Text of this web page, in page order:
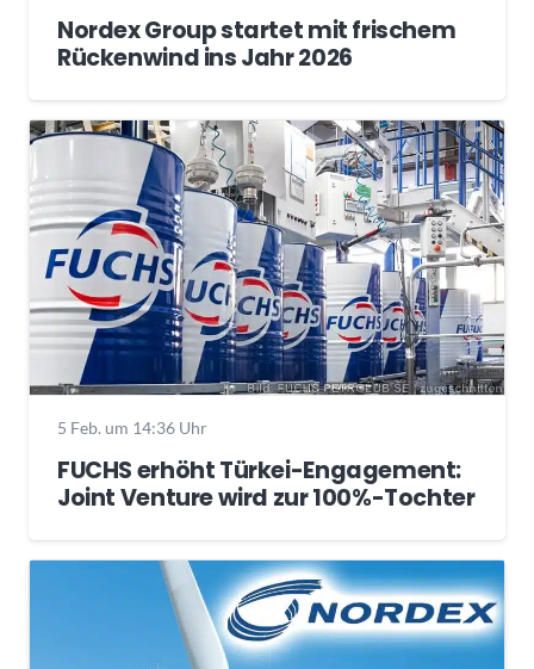
Nordex Group startet mit frischem
Rückenwind ins Jahr 2026
5 Feb. um 14:36 Uhr
FUCHS erhöht Türkei-Engagement:
Joint Venture wird zur 100%-Tochter